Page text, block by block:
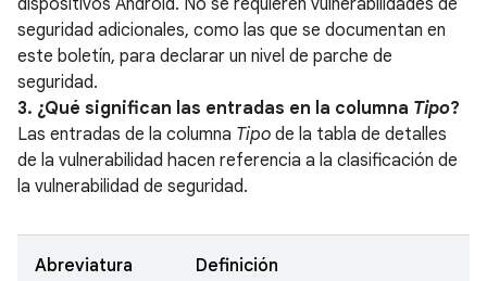
dispositivos Android. No se requieren vulnerabilidades de
seguridad adicionales, como las que se documentan en
este boletín, para declarar un nivel de parche de
seguridad.
3. ¿Qué significan las entradas en la columna Tipo?
Las entradas de la columna Tipo de la tabla de detalles
de la vulnerabilidad hacen referencia a la clasificación de
la vulnerabilidad de seguridad.
Abreviatura Definición